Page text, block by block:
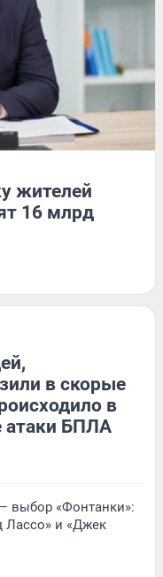
жителей
16 млрд
в скорые
в
атаки БПЛА
выбор «Фонтанки»:
Лассо» и «Джек